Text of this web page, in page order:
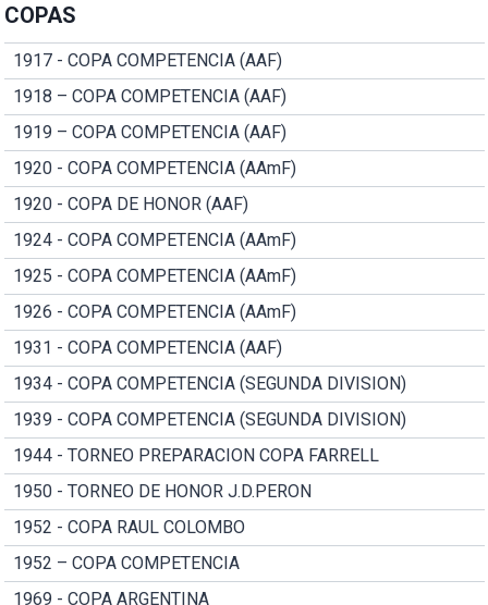
COPAS
1917 - COPA COMPETENCIA (AAF)
1918 – COPA COMPETENCIA (AAF)
1919 – COPA COMPETENCIA (AAF)
1920 - COPA COMPETENCIA (AAmF)
1920 - COPA DE HONOR (AAF)
1924 - COPA COMPETENCIA (AAmF)
1925 - COPA COMPETENCIA (AAmF)
1926 - COPA COMPETENCIA (AAmF)
1931 - COPA COMPETENCIA (AAF)
1934 - COPA COMPETENCIA (SEGUNDA DIVISION)
1939 - COPA COMPETENCIA (SEGUNDA DIVISION)
1944 - TORNEO PREPARACION COPA FARRELL
1950 - TORNEO DE HONOR J.D.PERON
1952 - COPA RAUL COLOMBO
1952 – COPA COMPETENCIA
1969 - COPA ARGENTINA